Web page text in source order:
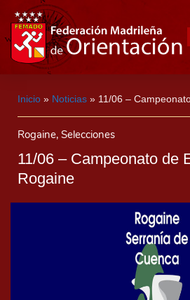
Inicio » Noticias » 11/06 –
Rogaine, Selecciones
11/06 – Campeonato de
Rogaine